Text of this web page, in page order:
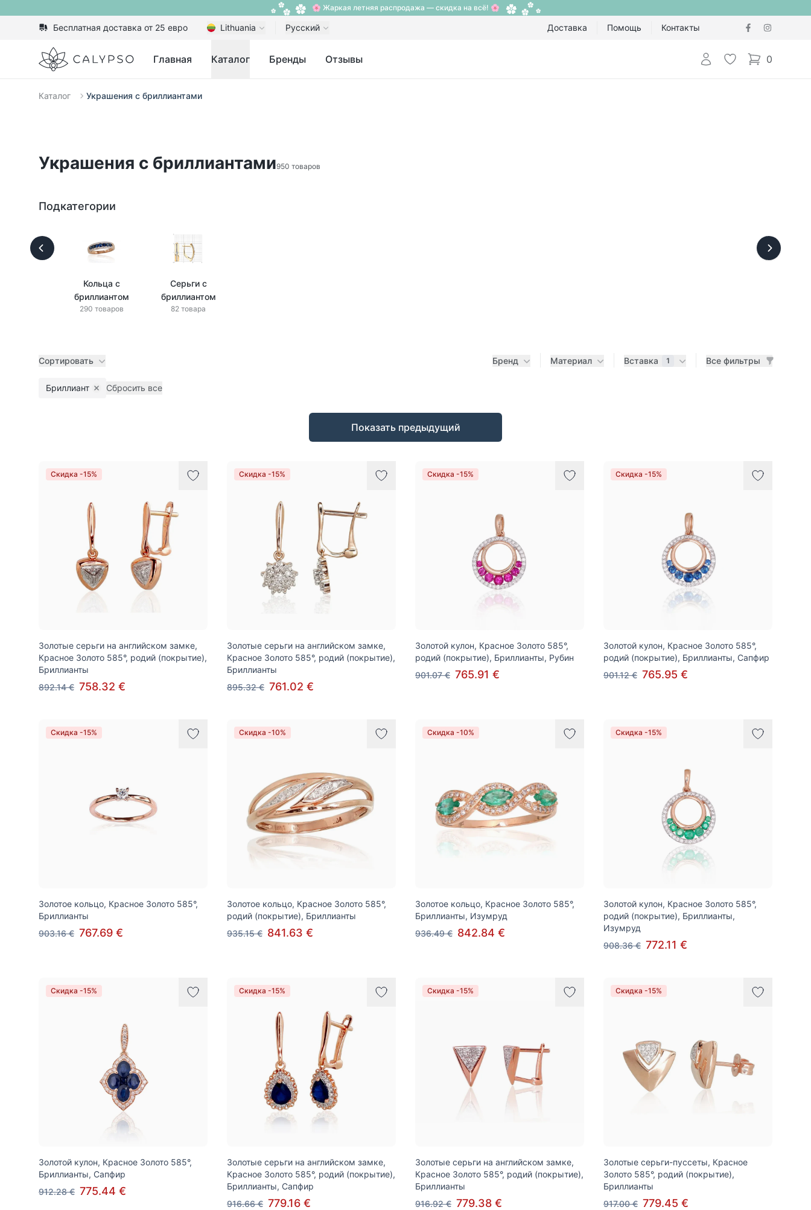
🌸 Жаркая летняя распродажа — скидка на всё! 🌸
Бесплатная доставка от 25 евро Lithuania Русский Доставка Помощь Контакты
Calypso Главная Каталог Бренды Отзывы Авторизоваться
Избранное
0
items in cart,
Каталог Украшения с бриллиантами
Украшения с бриллиантами950 товаров
Подкатегории
Кольца с
бриллиантом
290 товаров
Серьги с
бриллиантом
82 товара
Сортировать Бренд Материал Вставка 1 Все фильтры
Бриллиант Remove filter
Сбросить все
Показать предыдущий
Скидка -15%
Золотые серьги на английском замке,
Красное Золото 585°, родий (покрытие),
Бриллианты
892.14 € 758.32 €
Скидка -15%
Золотые серьги на английском замке,
Красное Золото 585°, родий (покрытие),
Бриллианты
895.32 € 761.02 €
Скидка -15%
Золотой кулон, Красное Золото 585°,
родий (покрытие), Бриллианты, Рубин
901.07 € 765.91 €
Скидка -15%
Золотой кулон, Красное Золото 585°,
родий (покрытие), Бриллианты, Сапфир
901.12 € 765.95 €
Скидка -15%
Золотое кольцо, Красное Золото 585°,
Бриллианты
903.16 € 767.69 €
Скидка -10%
Золотое кольцо, Красное Золото 585°,
родий (покрытие), Бриллианты
935.15 € 841.63 €
Скидка -10%
Золотое кольцо, Красное Золото 585°,
Бриллианты, Изумруд
936.49 € 842.84 €
Скидка -15%
Золотой кулон, Красное Золото 585°,
родий (покрытие), Бриллианты,
Изумруд
908.36 € 772.11 €
Скидка -15%
Золотой кулон, Красное Золото 585°,
Бриллианты, Сапфир
912.28 € 775.44 €
Скидка -15%
Золотые серьги на английском замке,
Красное Золото 585°, родий (покрытие),
Бриллианты, Сапфир
916.66 € 779.16 €
Скидка -15%
Золотые серьги на английском замке,
Красное Золото 585°, родий (покрытие),
Бриллианты
916.92 € 779.38 €
Скидка -15%
Золотые серьги-пуссеты, Красное
Золото 585°, родий (покрытие),
Бриллианты
917.00 € 779.45 €